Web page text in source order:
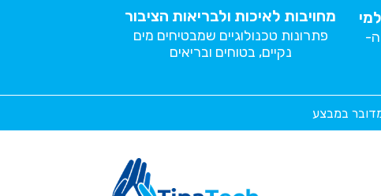
ה-
מחויבות לאיכות ולבריאות הציבור
פתרונות טכנולוגיים שמבטיחים מים
נקיים, בטוחים ובריאים
במבצע